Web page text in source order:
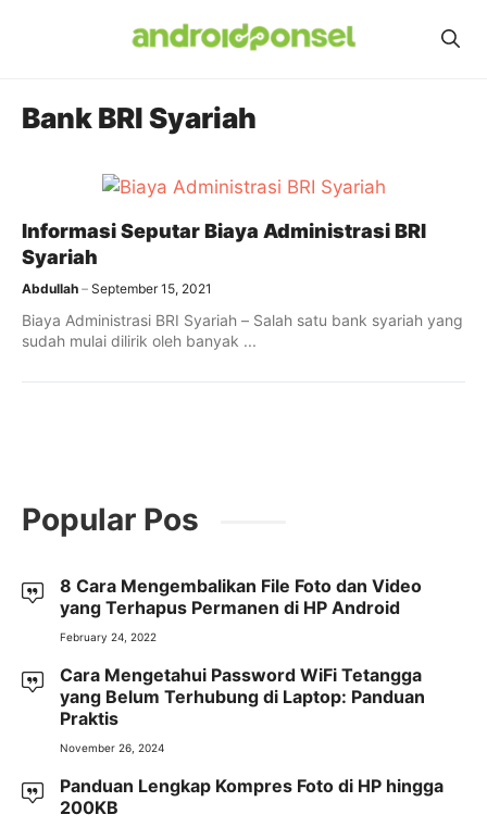
Bank BRI Syariah
Informasi Seputar Biaya Administrasi BRI
Syariah
Abdullah September 15, 2021
Biaya Administrasi BRI Syariah – Salah satu bank syariah yang
sudah mulai dilirik oleh banyak ...
Popular Pos
8 Cara Mengembalikan File Foto dan Video
yang Terhapus Permanen di HP Android
February 24, 2022
Cara Mengetahui Password WiFi Tetangga
yang Belum Terhubung di Laptop: Panduan
Praktis
November 26, 2024
Panduan Lengkap Kompres Foto di HP hingga
200KB